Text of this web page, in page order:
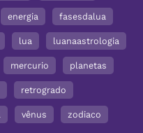
energia fasesdalua
lua luanaastrologia
mercurio planetas
retrogrado
vênus zodiaco